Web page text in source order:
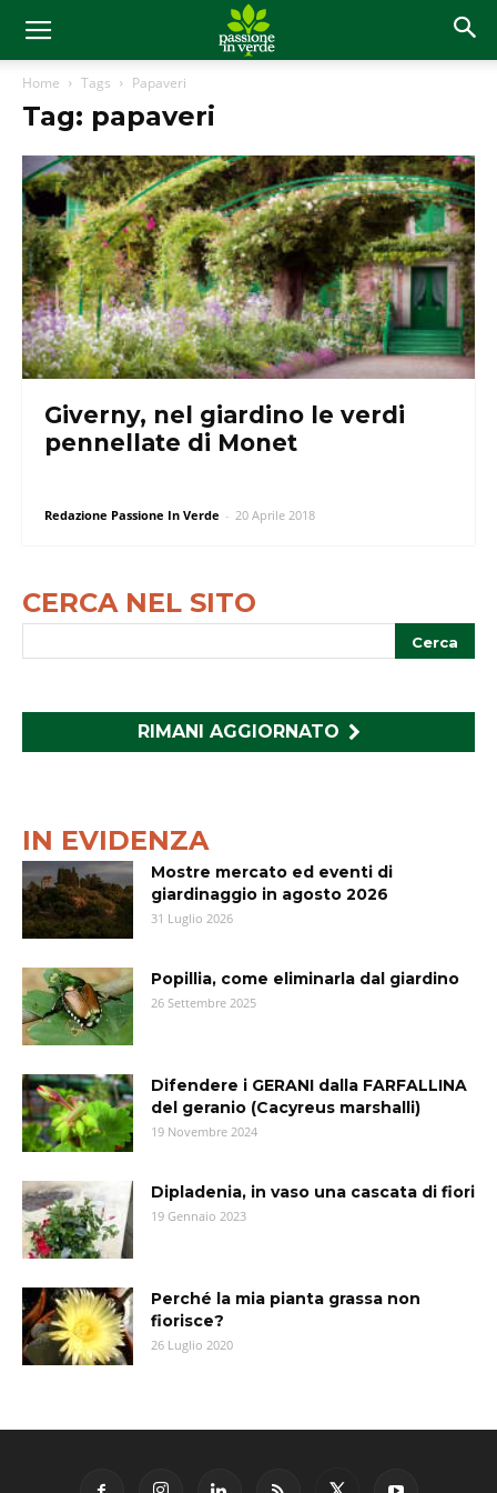
Home Tags Papaveri
Tag: papaveri
Giverny, nel giardino le verdi
pennellate di Monet
Redazione Passione In Verde - 20 Aprile 2018
CERCA NEL SITO
RIMANI AGGIORNATO
IN EVIDENZA
Mostre mercato ed eventi di
giardinaggio in agosto 2026
31 Luglio 2026
Popillia, come eliminarla dal giardino
26 Settembre 2025
Difendere i GERANI dalla FARFALLINA
del geranio (Cacyreus marshalli)
19 Novembre 2024
Dipladenia, in vaso una cascata di fiori
19 Gennaio 2023
Perché la mia pianta grassa non
fiorisce?
26 Luglio 2020